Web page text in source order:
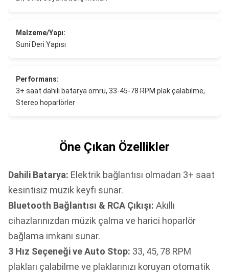
Malzeme/Yapı:
Suni Deri Yapısı
Performans:
3+ saat dahili batarya ömrü, 33-45-78 RPM plak çalabilme,
Stereo hoparlörler
Öne Çıkan Özellikler
Dahili Batarya: Elektrik bağlantısı olmadan 3+ saat
kesintisiz müzik keyfi sunar.
Bluetooth Bağlantısı & RCA Çıkışı: Akıllı
cihazlarınızdan müzik çalma ve harici hoparlör
bağlama imkanı sunar.
3 Hız Seçeneği ve Auto Stop: 33, 45, 78 RPM
plakları çalabilme ve plaklarınızı koruyan otomatik